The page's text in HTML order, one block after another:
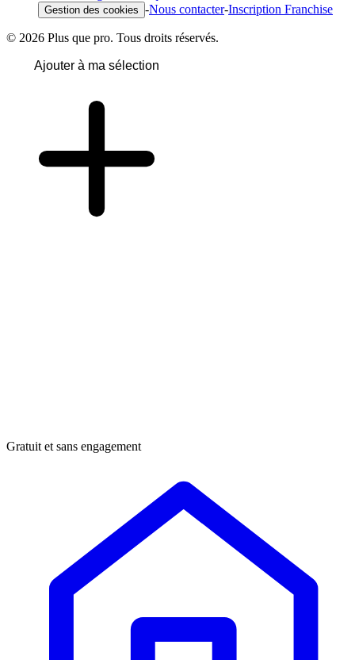
Gestion des cookies -Nous contacter-Inscription Franchise
© 2026 Plus que pro. Tous droits réservés.
Ajouter à ma sélection
Gratuit et sans engagement